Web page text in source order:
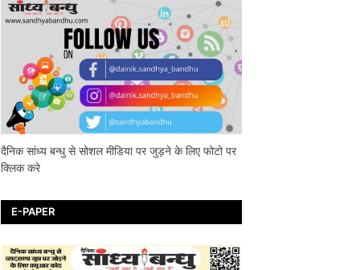
दैनिक सांध्य बन्धु से सोशल मीडिया पर जुड़ने के लिए फोटो पर
क्लिक करे
E-PAPER